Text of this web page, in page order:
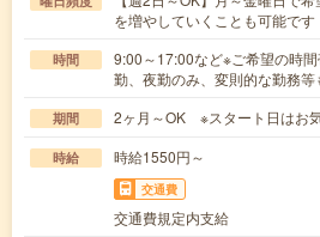
を増やしていくことも可能です
時間
9:00～17:00など※ご希望の時
勤、夜勤のみ、変則的な勤務
期間 2ヶ月～OK ※スタート日はお
時給 時給1550円～
交通費
交通費規定内支給